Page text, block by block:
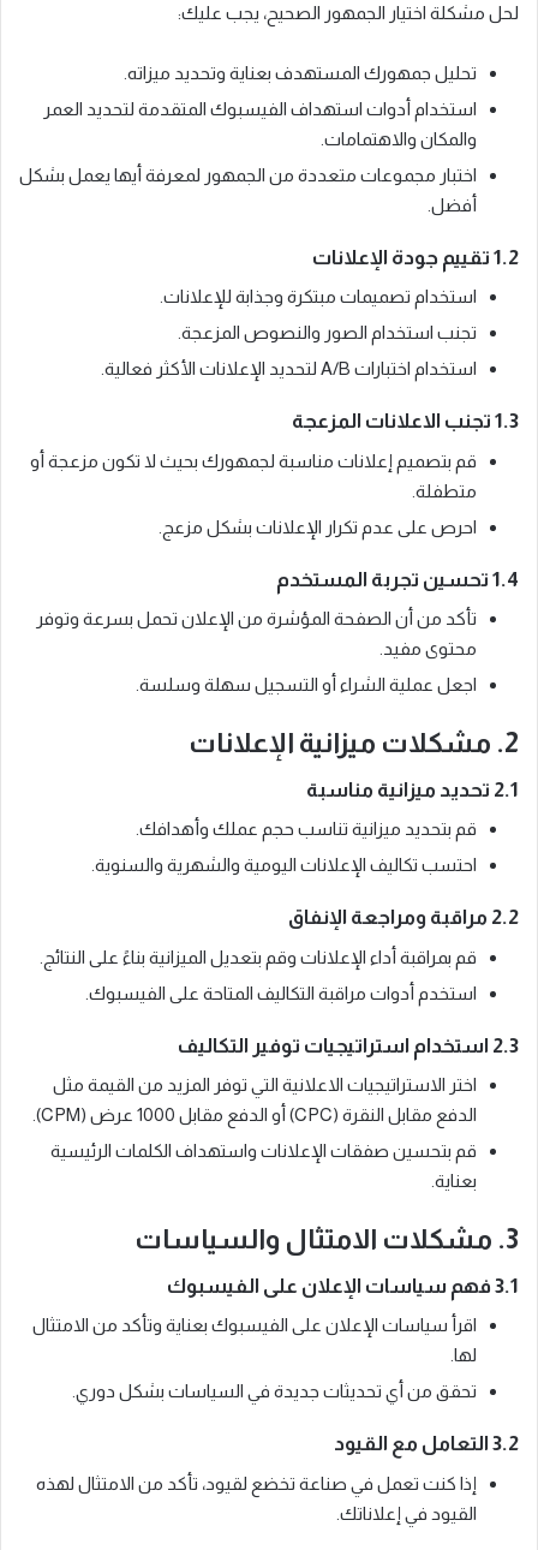
لحل مشكلة اختيار الجمهور الصحيح، يجب عليك:
تحليل جمهورك المستهدف بعناية وتحديد ميزاته.
استخدام أدوات استهداف الفيسبوك المتقدمة لتحديد العمر
والمكان والاهتمامات.
اختبار مجموعات متعددة من الجمهور لمعرفة أيها يعمل بشكل
أفضل.
1.2 تقييم جودة الإعلانات
استخدام تصميمات مبتكرة وجذابة للإعلانات.
تجنب استخدام الصور والنصوص المزعجة.
استخدام اختبارات A/B لتحديد الإعلانات الأكثر فعالية.
1.3 تجنب الاعلانات المزعجة
قم بتصميم إعلانات مناسبة لجمهورك بحيث لا تكون مزعجة أو
متطفلة.
احرص على عدم تكرار الإعلانات بشكل مزعج.
1.4 تحسين تجربة المستخدم
تأكد من أن الصفحة المؤشرة من الإعلان تحمل بسرعة وتوفر
محتوى مفيد.
اجعل عملية الشراء أو التسجيل سهلة وسلسة.
2. مشكلات ميزانية الإعلانات
2.1 تحديد ميزانية مناسبة
قم بتحديد ميزانية تناسب حجم عملك وأهدافك.
احتسب تكاليف الإعلانات اليومية والشهرية والسنوية.
2.2 مراقبة ومراجعة الإنفاق
قم بمراقبة أداء الإعلانات وقم بتعديل الميزانية بناءً على النتائج.
استخدم أدوات مراقبة التكاليف المتاحة على الفيسبوك.
2.3 استخدام استراتيجيات توفير التكاليف
اختر الاستراتيجيات الاعلانية التي توفر المزيد من القيمة مثل
الدفع مقابل النقرة (CPC) أو الدفع مقابل 1000 عرض (CPM).
قم بتحسين صفقات الإعلانات واستهداف الكلمات الرئيسية
بعناية.
3. مشكلات الامتثال والسياسات
3.1 فهم سياسات الإعلان على الفيسبوك
اقرأ سياسات الإعلان على الفيسبوك بعناية وتأكد من الامتثال
لها.
تحقق من أي تحديثات جديدة في السياسات بشكل دوري.
3.2 التعامل مع القيود
إذا كنت تعمل في صناعة تخضع لقيود، تأكد من الامتثال لهذه
القيود في إعلاناتك.